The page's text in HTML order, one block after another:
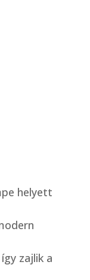
helyett
zajlik a